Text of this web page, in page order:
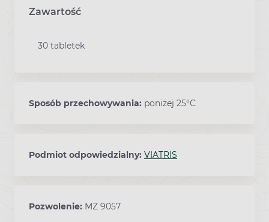
Zawartość
30 tabletek
Sposób przechowywania: poniżej 25°C
Podmiot odpowiedzialny: VIATRIS
Pozwolenie: MZ 9057